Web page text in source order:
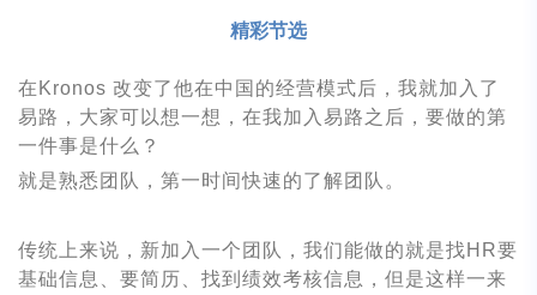
精彩节选
在 Kronos 改变了他在中国的经营模式后，我就加入了
易路，大家可以想一想，在我加入易路之后，要做的第
一件事是什么？
就是熟悉团队，第一时间快速的了解团队。
传统上来说，新加入一个团队，我们能做的就是找HR要
基础信息、要简历、找到绩效考核信息，但是这样一来